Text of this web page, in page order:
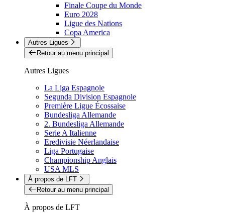
Finale Coupe du Monde
Euro 2028
Ligue des Nations
Copa America
Autres Ligues
Retour au menu principal
Autres Ligues
La Liga Espagnole
Segunda Division Espagnole
Première Ligue Écossaise
Bundesliga Allemande
2. Bundesliga Allemande
Serie A Italienne
Eredivisie Néerlandaise
Liga Portugaise
Championship Anglais
USA MLS
À propos de LFT
Retour au menu principal
À propos de LFT